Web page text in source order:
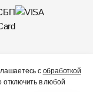
публичной
с обработкой
в любой